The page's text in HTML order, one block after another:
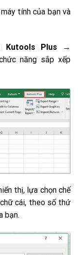
tính của bạn và
Kutools Plus →
năng sắp xếp
thị, lựa chọn chế
cái, theo số thứ
bạn.